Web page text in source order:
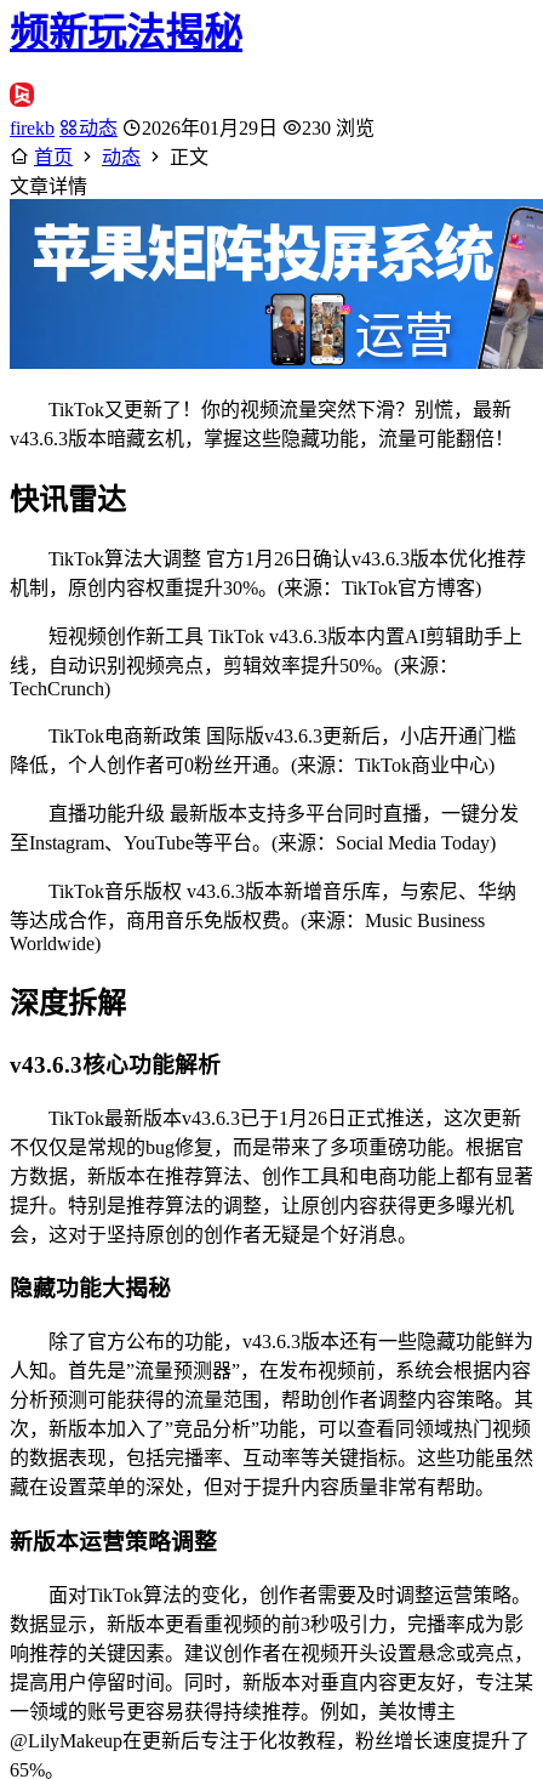
频新玩法揭秘
firekb 动态 2026年01月29日
230 浏览
首页
动态
正文
文章详情
TikTok又更新了！你的视频流量突然下滑？别慌，最新
v43.6.3版本暗藏玄机，掌握这些隐藏功能，流量可能翻倍！
快讯雷达
TikTok算法大调整 官方1月26日确认v43.6.3版本优化推荐
机制，原创内容权重提升30%。(来源：TikTok官方博客)
短视频创作新工具 TikTok v43.6.3版本内置AI剪辑助手上
线，自动识别视频亮点，剪辑效率提升50%。(来源：
TechCrunch)
TikTok电商新政策 国际版v43.6.3更新后，小店开通门槛
降低，个人创作者可0粉丝开通。(来源：TikTok商业中心)
直播功能升级 最新版本支持多平台同时直播，一键分发
至Instagram、YouTube等平台。(来源：Social Media Today)
TikTok音乐版权 v43.6.3版本新增音乐库，与索尼、华纳
等达成合作，商用音乐免版权费。(来源：Music Business
Worldwide)
深度拆解
v43.6.3核心功能解析
TikTok最新版本v43.6.3已于1月26日正式推送，这次更新
不仅仅是常规的bug修复，而是带来了多项重磅功能。根据官
方数据，新版本在推荐算法、创作工具和电商功能上都有显著
提升。特别是推荐算法的调整，让原创内容获得更多曝光机
会，这对于坚持原创的创作者无疑是个好消息。
隐藏功能大揭秘
除了官方公布的功能，v43.6.3版本还有一些隐藏功能鲜为
人知。首先是”流量预测器”，在发布视频前，系统会根据内容
分析预测可能获得的流量范围，帮助创作者调整内容策略。其
次，新版本加入了”竞品分析”功能，可以查看同领域热门视频
的数据表现，包括完播率、互动率等关键指标。这些功能虽然
藏在设置菜单的深处，但对于提升内容质量非常有帮助。
新版本运营策略调整
面对TikTok算法的变化，创作者需要及时调整运营策略。
数据显示，新版本更看重视频的前3秒吸引力，完播率成为影
响推荐的关键因素。建议创作者在视频开头设置悬念或亮点，
提高用户停留时间。同时，新版本对垂直内容更友好，专注某
一领域的账号更容易获得持续推荐。例如，美妆博主
@LilyMakeup在更新后专注于化妆教程，粉丝增长速度提升了
65%。